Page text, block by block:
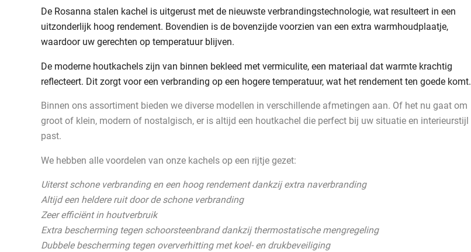
De Rosanna stalen kachel is uitgerust met de nieuwste verbrandingstechnologie, wat resulteert in een
uitzonderlijk hoog rendement. Bovendien is de bovenzijde voorzien van een extra warmhoudplaatje,
waardoor uw gerechten op temperatuur blijven.
De moderne houtkachels zijn van binnen bekleed met vermiculite, een materiaal dat warmte krachtig
reflecteert. Dit zorgt voor een verbranding op een hogere temperatuur, wat het rendement ten goede komt.
Binnen ons assortiment bieden we diverse modellen in verschillende afmetingen aan. Of het nu gaat om
groot of klein, modern of nostalgisch, er is altijd een houtkachel die perfect bij uw situatie en interieurstijl
past.
We hebben alle voordelen van onze kachels op een rijtje gezet:
Uiterst schone verbranding en een hoog rendement dankzij extra naverbranding
Altijd een heldere ruit door de schone verbranding
Zeer efficiënt in houtverbruik
Extra bescherming tegen schoorsteenbrand dankzij thermostatische mengregeling
Dubbele bescherming tegen oververhitting met koel- en drukbeveiliging